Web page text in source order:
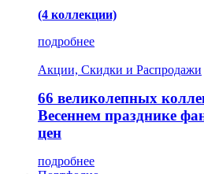
(4 коллекции)
подробнее
Акции, Скидки и Распродажи
66 великолепных
Весеннем празднике
цен
подробнее